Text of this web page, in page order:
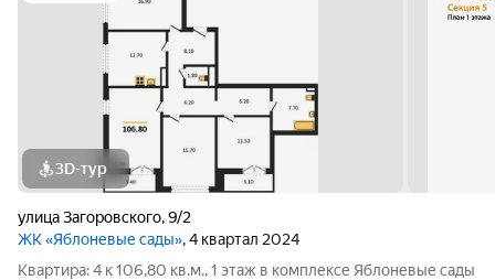
3D-тур
улица Загоровского,9/2
ЖК «Яблоневые сады», 4 квартал 2024
Квартира: 4 к 106,80 кв.м., 1 этаж в комплексе Яблоневые сады